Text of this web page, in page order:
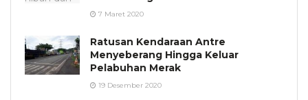
7 Maret 2020
Ratusan Kendaraan Antre
Menyeberang Hingga Keluar
Pelabuhan Merak
19 Desember 2020